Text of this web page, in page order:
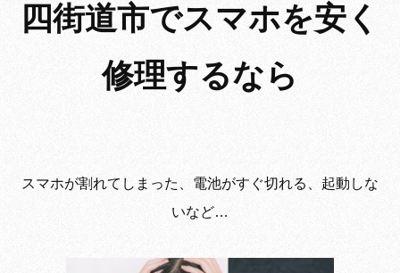
四街道市でスマホを安く
修理するなら
スマホが割れてしまった、電池がすぐ切れる、起動しな
いなど…